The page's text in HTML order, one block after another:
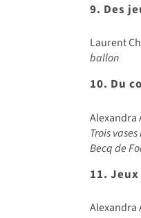
9. Des
Laurent
ballon
10. Du
Trois
Becq de
11.